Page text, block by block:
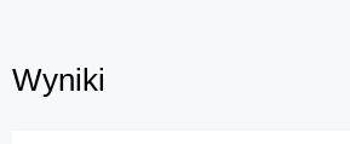
Wyniki